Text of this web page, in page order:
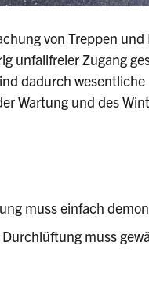
von Treppen und
unfallfreier Zugang
dadurch wesentliche
Wartung und des
muss einfach
muss